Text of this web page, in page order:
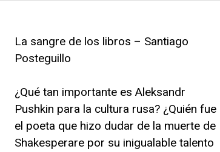
La sangre de los libros – Santiago
Posteguillo
¿Qué tan importante es Aleksandr
Pushkin para la cultura rusa? ¿Quién fue
el poeta que hizo dudar de la muerte de
Shakesperare por su inigualable talento